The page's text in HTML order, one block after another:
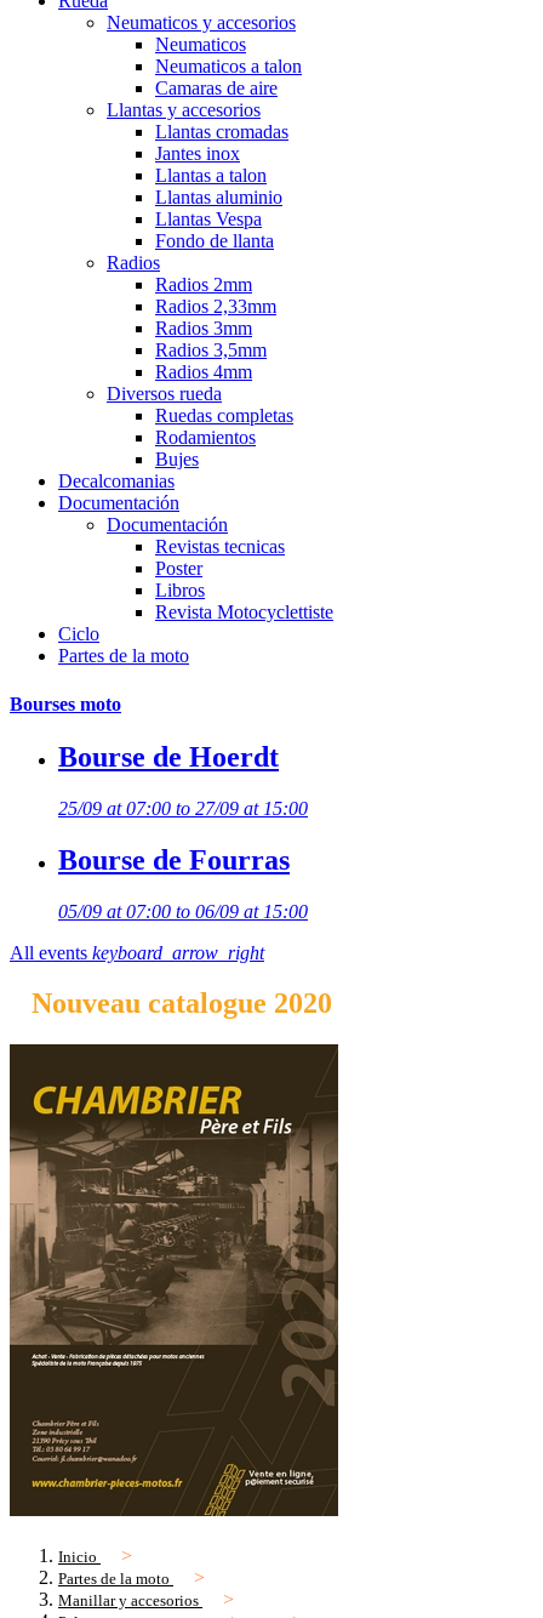
Neumaticos y accesorios
Neumaticos
Neumaticos a talon
Camaras de aire
Llantas y accesorios
Llantas cromadas
Jantes inox
Llantas a talon
Llantas aluminio
Llantas Vespa
Fondo de llanta
Radios
Radios 2mm
Radios 2,33mm
Radios 3mm
Radios 3,5mm
Radios 4mm
Diversos rueda
Ruedas completas
Rodamientos
Bujes
Decalcomanias
Documentación
Documentación
Revistas tecnicas
Poster
Libros
Revista Motocyclettiste
Ciclo
Partes de la moto
Bourses moto
Bourse de Hoerdt
25/09 at 07:00 to 27/09 at 15:00
Bourse de Fourras
05/09 at 07:00 to 06/09 at 15:00
All events keyboard_arrow_right
Nouveau catalogue 2020
Inicio
Partes de la moto
Manillar y accesorios